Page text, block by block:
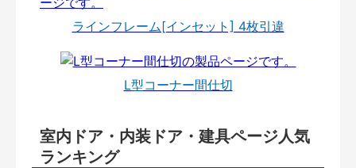
ラインフレーム[インセット] 4枚引違
L型コーナー間仕切
室内ドア・内装ドア・建具ページ人気
ランキング